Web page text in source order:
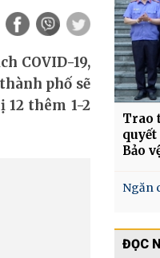
COVID-19,
phố sẽ
12 thêm 1-2
Trao
Bảo
Ngăn
ĐỌC